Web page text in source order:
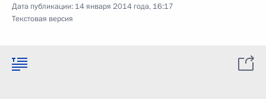
Дата публикации: 14 января 2014 года, 16:17
Текстовая версия